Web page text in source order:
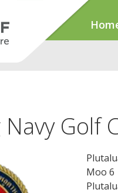
Golf
Moo 6